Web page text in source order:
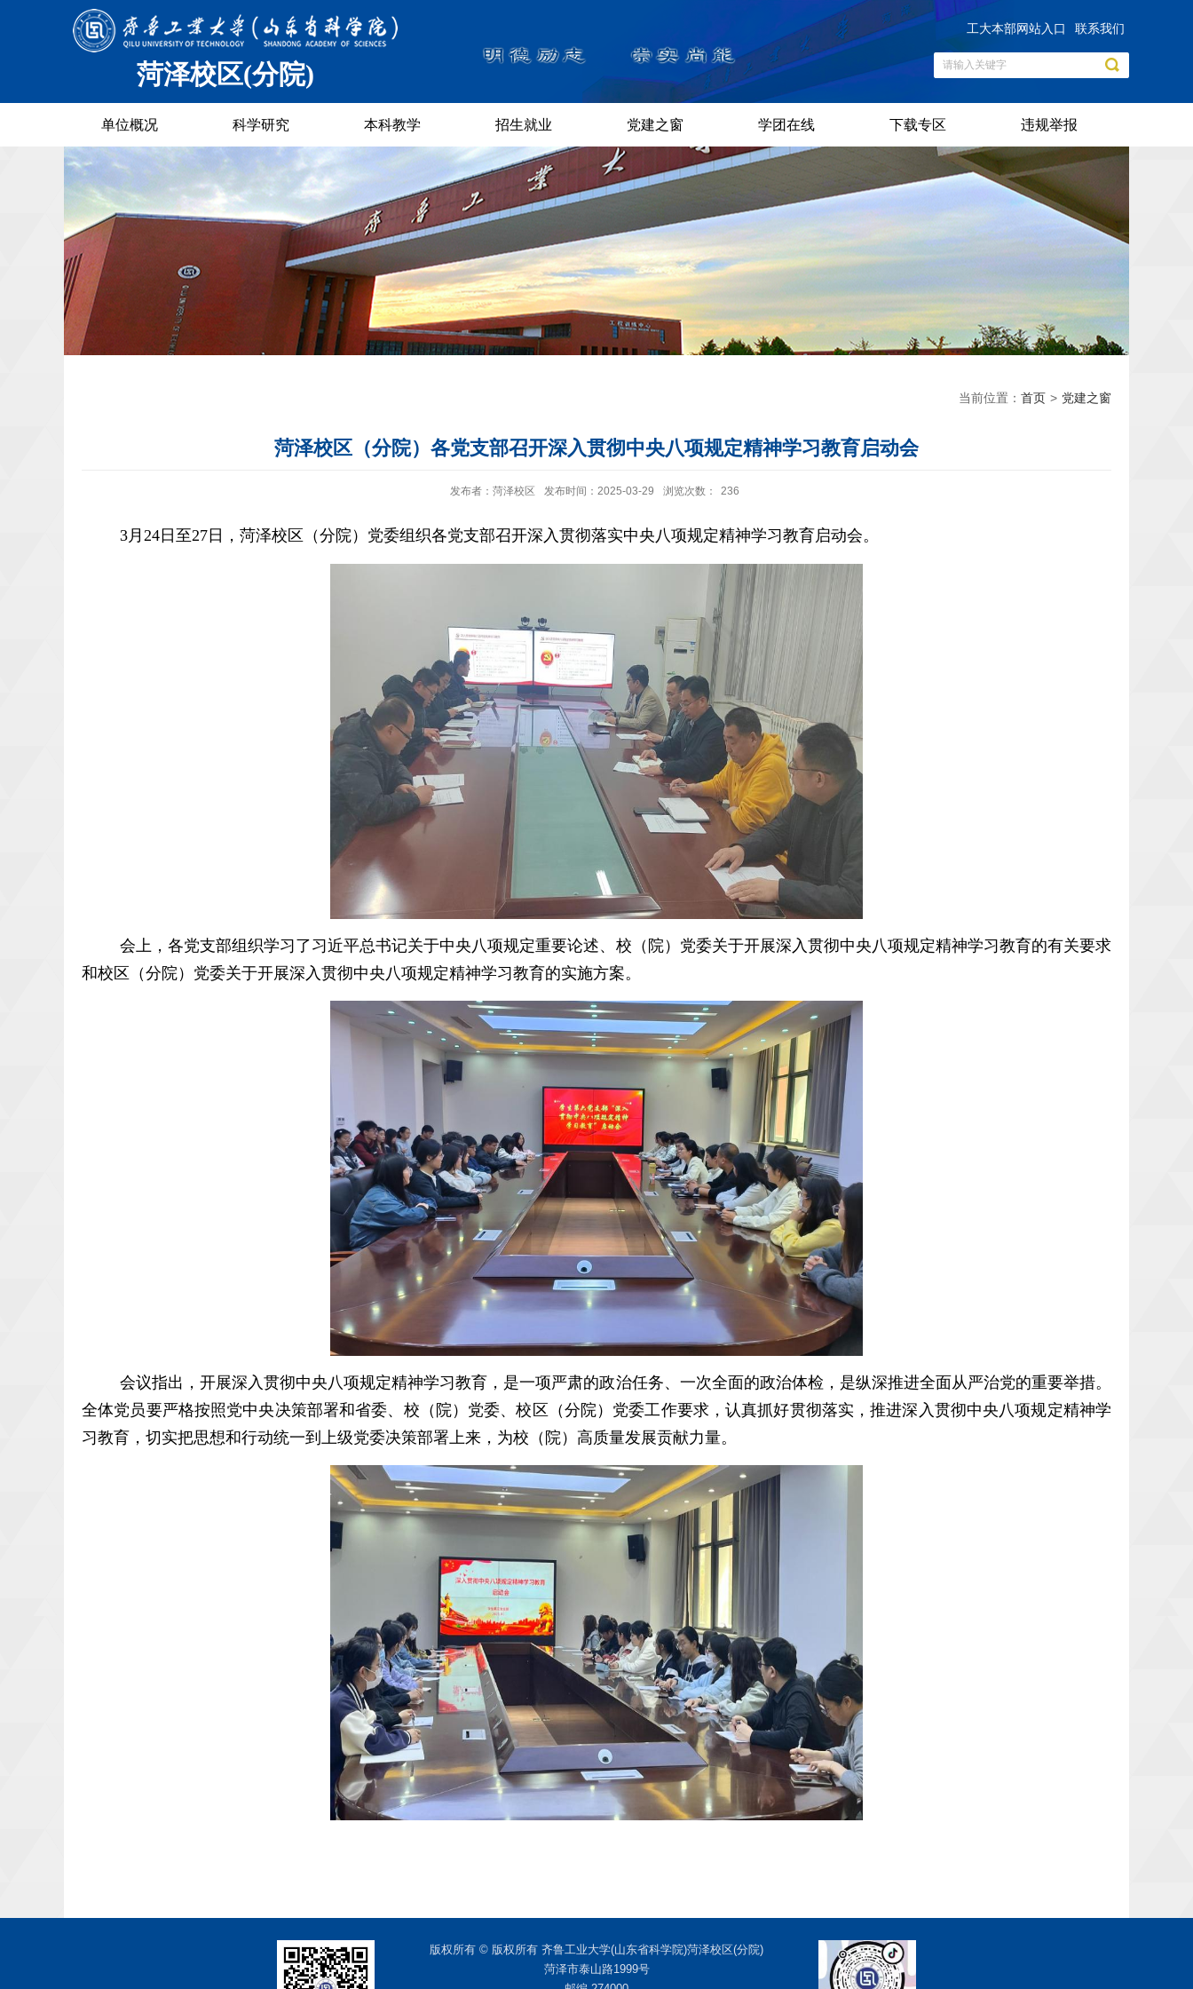
菏泽校区(分院)
工大本部网站入口 联系我们
单位概况 科学研究 本科教学 招生就业 党建之窗 学团在线 下载专区 违规举报
当前位置： 首页 > 党建之窗
菏泽校区（分院）各党支部召开深入贯彻中央八项规定精神学习教育启动会
发布者：菏泽校区 发布时间：2025-03-29 浏览次数： 236
3月 24 日至27 日，菏泽校区（分院）党委组织各党支部召开深入贯彻落实中央八项规定精神学习教育启动会。
会上，各党支部组织学习了习近平总书记关于中央八项规定重要论述、校（院）党委关于开展深入贯彻中央八项规定精神学习教育的有关要求
和校区（分院）党委关于开展深入贯彻中央八项规定精神学习教育的实施方案。
会议指出，开展深入贯彻中央八项规定精神学习教育，是一项严肃的政治任务、一次全面的政治体检，是纵深推进全面从严治党的重要举措。
全体党员要严格按照党中央决策部署和省委、校（院）党委、校区（分院）党委工作要求，认真抓好贯彻落实，推进深入贯彻中央八项规定精神学
习教育，切实把思想和行动统一到上级党委决策部署上来，为校（院）高质量发展贡献力量。
版权所有 © 版权所有 齐鲁工业大学(山东省科学院)菏泽校区(分院)
菏泽市泰山路1999号